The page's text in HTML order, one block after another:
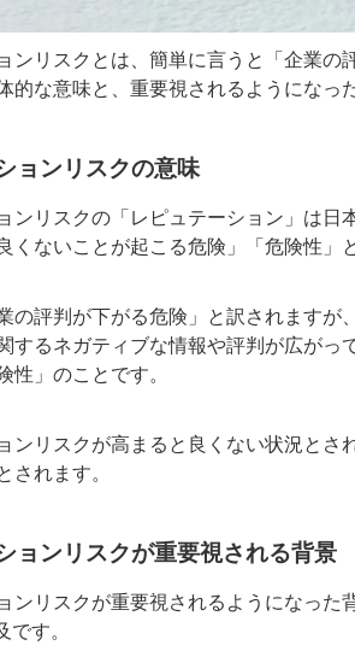
ンリスクとは、簡単に言うと「企業の
的な意味と、重要視されるようになっ
ョンリスクの意味
ンリスクの「レピュテーション」は日
くないことが起こる危険」「危険性」
の評判が下がる危険」と訳されますが
するネガティブな情報や評判が広が
性」のことです。
ンリスクが高まると良くない状況と
されます。
ョンリスクが重要視される背景
ンリスクが重要視されるようになっ
です。